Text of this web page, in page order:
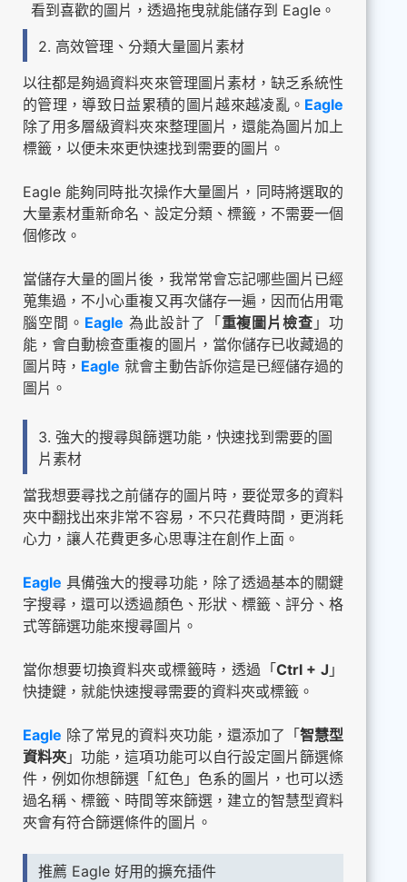
看到喜歡的圖片，透過拖曳就能儲存到 Eagle。
2. 高效管理、分類大量圖片素材
以往都是夠過資料夾來管理圖片素材，缺乏系統性
的管理，導致日益累積的圖片越來越凌亂。 Eagle
除了用多層級資料夾來整理圖片，還能為圖片加上
標籤，以便未來更快速找到需要的圖片。
Eagle 能夠同時批次操作大量圖片，同時將選取的
大量素材重新命名、設定分類、標籤，不需要一個
個修改。
當儲存大量的圖片後，我常常會忘記哪些圖片已經
蒐集過，不小心重複又再次儲存一遍，因而佔用電
腦空間。 Eagle 為此設計了「 重複圖片檢查 」功
能，會自動檢查重複的圖片，當你儲存已收藏過的
圖片時， Eagle 就會主動告訴你這是已經儲存過的
圖片。
3. 強大的搜尋與篩選功能，快速找到需要的圖
片素材
當我想要尋找之前儲存的圖片時，要從眾多的資料
夾中翻找出來非常不容易，不只花費時間，更消耗
心力，讓人花費更多心思專注在創作上面。
Eagle 具備強大的搜尋功能，除了透過基本的關鍵
字搜尋，還可以透過顏色、形狀、標籤、評分、格
式等篩選功能來搜尋圖片。
當你想要切換資料夾或標籤時，透過「 Ctrl + J 」
快捷鍵，就能快速搜尋需要的資料夾或標籤。
Eagle 除了常見的資料夾功能，還添加了「智慧型
資料夾 」功能，這項功能可以自行設定圖片篩選條
件，例如你想篩選「紅色」色系的圖片，也可以透
過名稱、標籤、時間等來篩選，建立的智慧型資料
夾會有符合篩選條件的圖片。
推薦 Eagle 好用的擴充插件